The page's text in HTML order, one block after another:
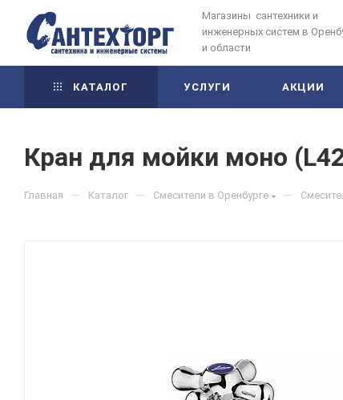
Магазины сантехники и
инженерных систем в
и области
КАТАЛОГ УСЛУГИ АКЦИИ
Кран для мойки моно
Главная — Каталог — Смесители в Оренбурге —